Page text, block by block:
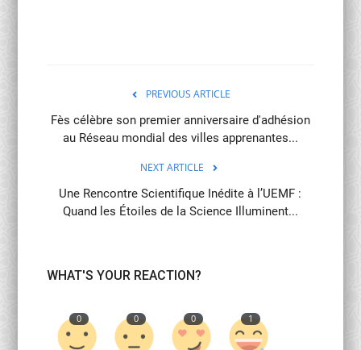
PREVIOUS ARTICLE
Fès célèbre son premier anniversaire d'adhésion
au Réseau mondial des villes apprenantes...
NEXT ARTICLE
Une Rencontre Scientifique Inédite à l’UEMF :
Quand les Étoiles de la Science Illuminent...
WHAT'S YOUR REACTION?
0 0 0 1